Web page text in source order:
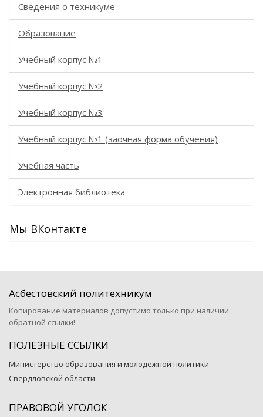
Сведения о техникуме
Образование
Учебный корпус №1
Учебный корпус №2
Учебный корпус №3
Учебный корпус №1 (заочная форма обучения)
Учебная часть
Электронная библиотека
Мы ВКонтакте
Асбестовский политехникум
Копирование материалов допустимо только при наличии
обратной ссылки!
ПОЛЕЗНЫЕ ССЫЛКИ
Министерство образования и молодежной политики
Свердловской области
ПРАВОВОЙ УГОЛОК